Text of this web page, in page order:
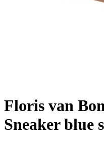
Floris van
Sneaker blue